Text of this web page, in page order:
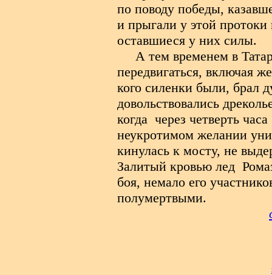
по поводу победы,
и прыгали у этой протоки
оставшиеся у них силы.
А тем временем в
передвигаться, включая
кого силенки были, брал
довольствовались
когда через четверть часа
неукротимом желании
кинулась к мосту, не
Залитый кровью лед
боя, немало его
полумертвыми.